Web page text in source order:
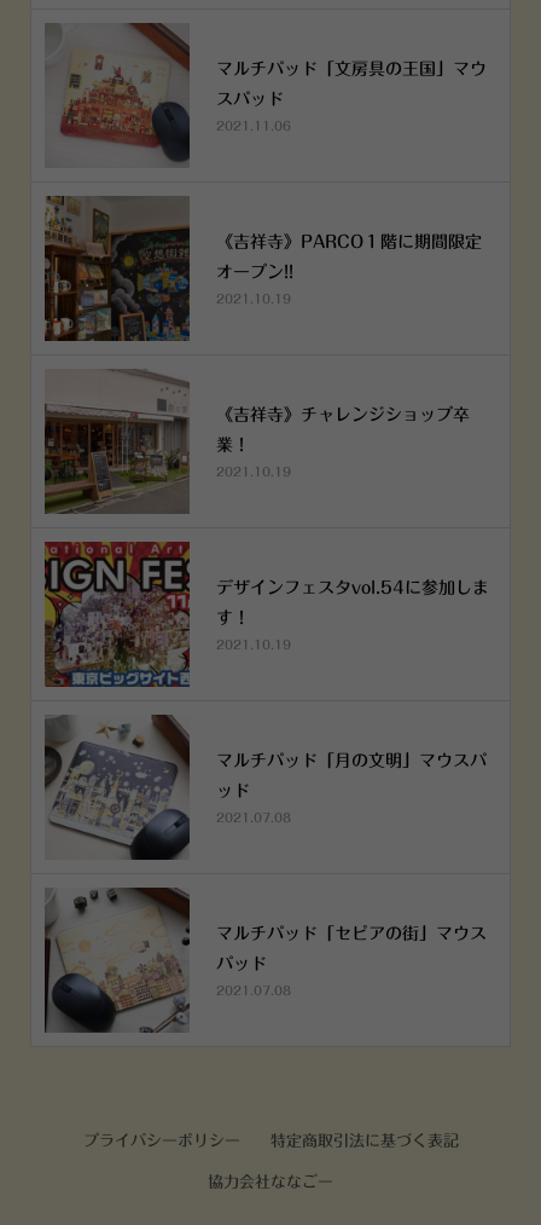
マルチパッド「文房具の王国」マウ
スパッド
2021.11.06
《吉祥寺》PARCO１階に期間限定
オープン!!
2021.10.19
《吉祥寺》チャレンジショップ卒
業！
2021.10.19
デザインフェスタvol.54に参加しま
す！
2021.10.19
マルチパッド「月の文明」マウスパ
ッド
2021.07.08
マルチパッド「セピアの街」マウス
パッド
2021.07.08
プライバシーポリシー 特定商取引法に基づく表記
協力会社ななごー